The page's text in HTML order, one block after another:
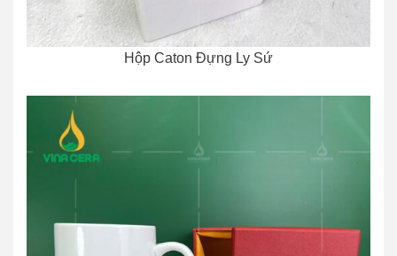
Hộp Caton Đựng Ly Sứ